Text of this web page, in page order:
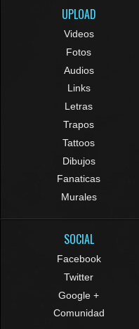
UPLOAD
Videos
Fotos
Audios
Links
Letras
Trapos
Tattoos
Dibujos
Fanaticas
Murales
SOCIAL
Facebook
Twitter
Google +
Comunidad